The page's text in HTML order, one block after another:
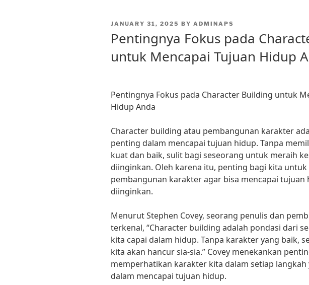
POSTED
JANUARY 31, 2025 BY ADMINAPS
Pentingnya Fokus pada
untuk Mencapai Tujuan Hidup
Pentingnya Fokus pada Character Building untuk
Hidup Anda
Character building atau pembangunan karakter
penting dalam mencapai tujuan hidup. Tanpa
kuat dan baik, sulit bagi seseorang untuk meraih
diinginkan. Oleh karena itu, penting bagi kita
pembangunan karakter agar bisa mencapai tujuan
diinginkan.
Menurut Stephen Covey, seorang penulis dan
terkenal, “Character building adalah pondasi dari
kita capai dalam hidup. Tanpa karakter yang baik,
kita akan hancur sia-sia.” Covey menekankan
memperhatikan karakter kita dalam setiap langkah
dalam mencapai tujuan hidup.